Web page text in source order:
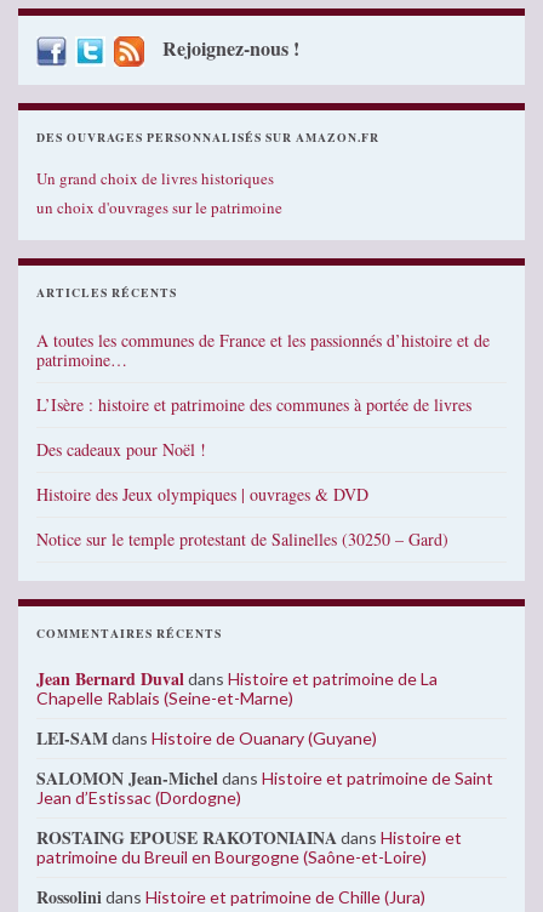
Rejoignez-nous !
DES OUVRAGES PERSONNALISÉS SUR AMAZON.FR
Un grand choix de livres historiques
un choix d'ouvrages sur le patrimoine
ARTICLES RÉCENTS
A toutes les communes de France et les passionnés d’histoire et de
patrimoine…
L’Isère : histoire et patrimoine des communes à portée de livres
Des cadeaux pour Noël !
Histoire des Jeux olympiques | ouvrages & DVD
Notice sur le temple protestant de Salinelles (30250 – Gard)
COMMENTAIRES RÉCENTS
Jean Bernard Duvaldans Histoire et patrimoine de La
Chapelle Rablais (Seine-et-Marne)
LEI-SAMdans Histoire de Ouanary (Guyane)
SALOMON Jean-Micheldans Histoire et patrimoine de Saint
Jean d’Estissac (Dordogne)
ROSTAING EPOUSE RAKOTONIAINAdans Histoire et
patrimoine du Breuil en Bourgogne (Saône-et-Loire)
Rossolinidans Histoire et patrimoine de Chille (Jura)